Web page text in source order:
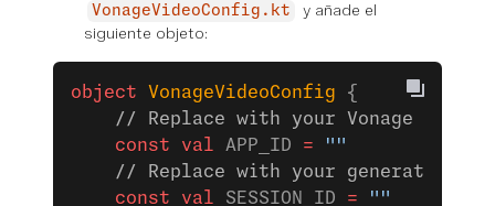
VonageVideoConfig.kt
y añade el
siguiente objeto:
object VonageVideoConfig {
// Replace with your Vonage Video
    const
val APP_ID = ""
// Replace with your generated
    const
val SESSION_ID = ""